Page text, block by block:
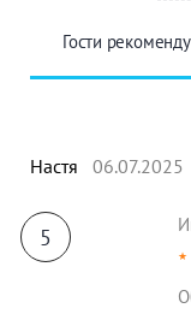
Гости
Настя 06.07.2025
5
★